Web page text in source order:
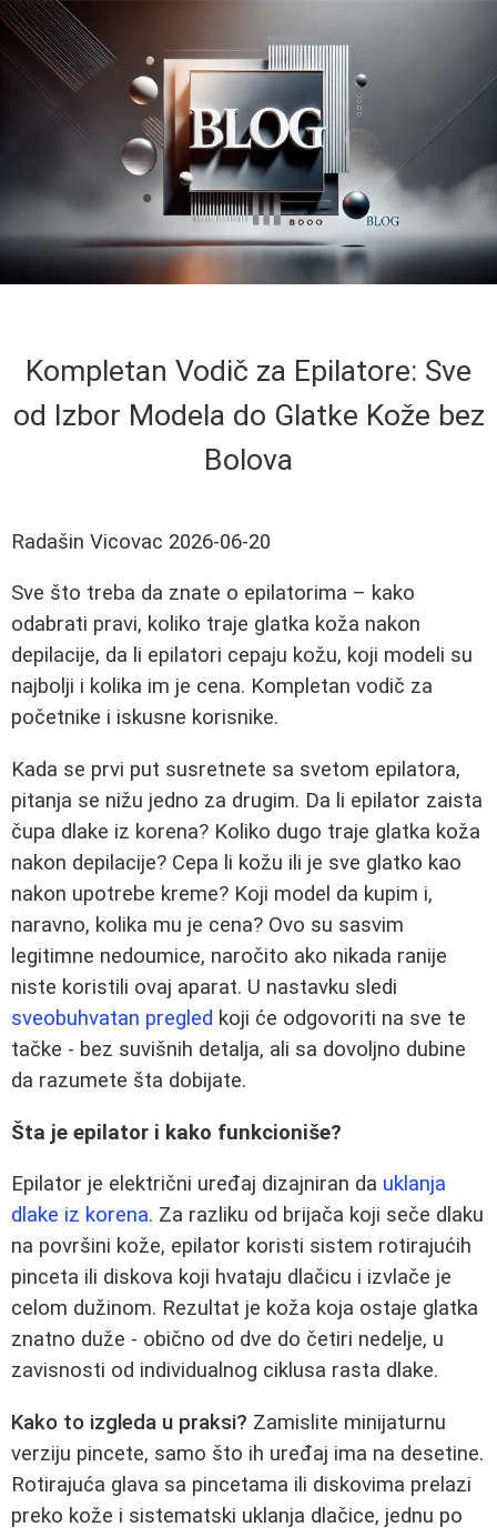
Kompletan Vodič za Epilatore: Sve
od Izbor Modela do Glatke Kože bez
Bolova
Radašin Vicovac 2026-06-20
Sve što treba da znate o epilatorima – kako
odabrati pravi, koliko traje glatka koža nakon
depilacije, da li epilatori cepaju kožu, koji modeli su
najbolji i kolika im je cena. Kompletan vodič za
početnike i iskusne korisnike.
Kada se prvi put susretnete sa svetom epilatora,
pitanja se nižu jedno za drugim. Da li epilator zaista
čupa dlake iz korena? Koliko dugo traje glatka koža
nakon depilacije? Cepa li kožu ili je sve glatko kao
nakon upotrebe kreme? Koji model da kupim i,
naravno, kolika mu je cena? Ovo su sasvim
legitimne nedoumice, naročito ako nikada ranije
niste koristili ovaj aparat. U nastavku sledi
sveobuhvatan pregled koji će odgovoriti na sve te
tačke - bez suvišnih detalja, ali sa dovoljno dubine
da razumete šta dobijate.
Šta je epilator i kako funkcioniše?
Epilator je električni uređaj dizajniran da uklanja
dlake iz korena. Za razliku od brijača koji seče dlaku
na površini kože, epilator koristi sistem rotirajućih
pinceta ili diskova koji hvataju dlačicu i izvlače je
celom dužinom. Rezultat je koža koja ostaje glatka
znatno duže - obično od dve do četiri nedelje, u
zavisnosti od individualnog ciklusa rasta dlake.
Kako to izgleda u praksi? Zamislite minijaturnu
verziju pincete, samo što ih uređaj ima na desetine.
Rotirajuća glava sa pincetama ili diskovima prelazi
preko kože i sistematski uklanja dlačice, jednu po